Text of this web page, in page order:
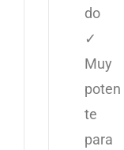
do
✓
Muy
poten
te
para